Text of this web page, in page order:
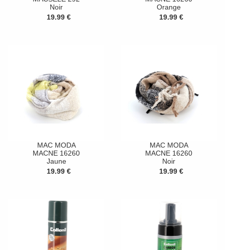
Noir
19.99 €
Orange
19.99 €
MAC MODA
MACNE 16260
Jaune
19.99 €
MAC MODA
MACNE 16260
Noir
19.99 €